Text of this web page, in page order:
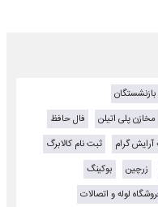
بازنشستگان
مخازن پلی اتیلن
فال حافظ
گرام
ثبت نام کالابرگ
زرچین
بوکینگ
لوله و اتصالات